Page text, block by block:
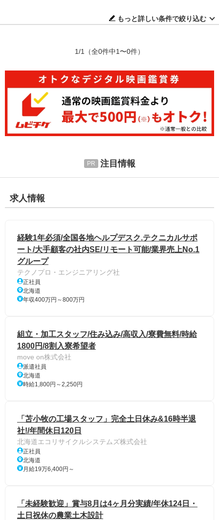
もっと詳しい条件で絞り込む
1/1 （全0件中1〜0件）
注目情報
求人情報
経験1年必須/全国各地ヘルプデスク.テクニカルサポ
ート/大手顧客の社内SE/リモート可能/業界売上No.1
グループ
テクノプロ・エンジニアリング社
正社員
北海道
年収400万円～800万円
組立・加工スタッフ/住み込み/高収入/寮費無料/時給
1800円/8割入寮希望者
move on株式会社
派遣社員
北海道
時給1,800円～2,250円
「苫小牧の工場スタッフ」完全土日休み&16時半退
社!/年間休日120日
北海道エコリサイクルシステムズ株式会社
正社員
北海道
月給19万6,400円～
「未経験歓迎」賞与8月は4ヶ月分実績/年休124日・
土日祝休の農業土木設計